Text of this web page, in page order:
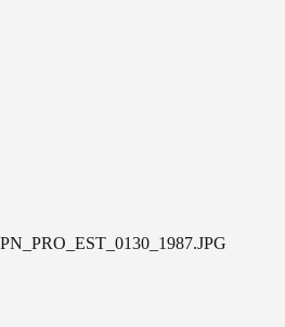
PN_PRO_EST_0130_1987.JPG